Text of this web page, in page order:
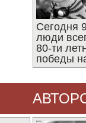
Сегодня
люди
80-ти
победы